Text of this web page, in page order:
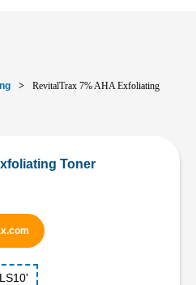
>
RevitalTrax 7% AHA Exfoliating
Toner